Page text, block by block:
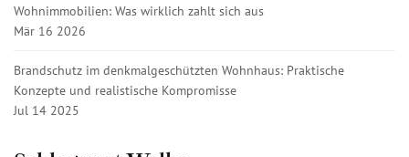
Wohnimmobilien: Was wirklich zahlt sich aus
Mär 16 2026
Brandschutz im denkmalgeschützten Wohnhaus: Praktische
Konzepte und realistische Kompromisse
Jul 14 2025